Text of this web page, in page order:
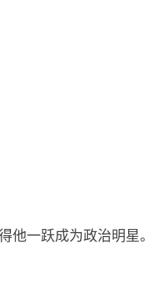
他一跃成为政治明星。